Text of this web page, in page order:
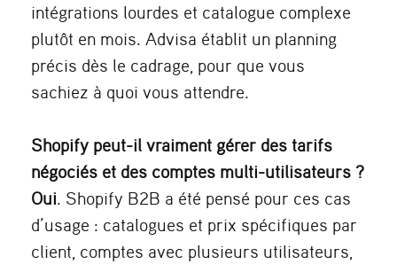
intégrations lourdes et catalogue complexe
plutôt en mois. Advisa établit un planning
précis dès le cadrage, pour que vous
sachiez à quoi vous attendre.
Shopify peut-il vraiment gérer des tarifs
négociés et des comptes multi-utilisateurs ?
Oui. Shopify B2B a été pensé pour ces cas
d’usage : catalogues et prix spécifiques par
client, comptes avec plusieurs utilisateurs,